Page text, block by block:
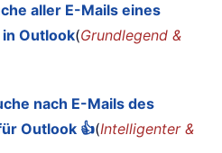
aller E-Mails eines
Outlook(Grundlegend &
nach E-Mails des
Outlook 👍(Intelligenter &